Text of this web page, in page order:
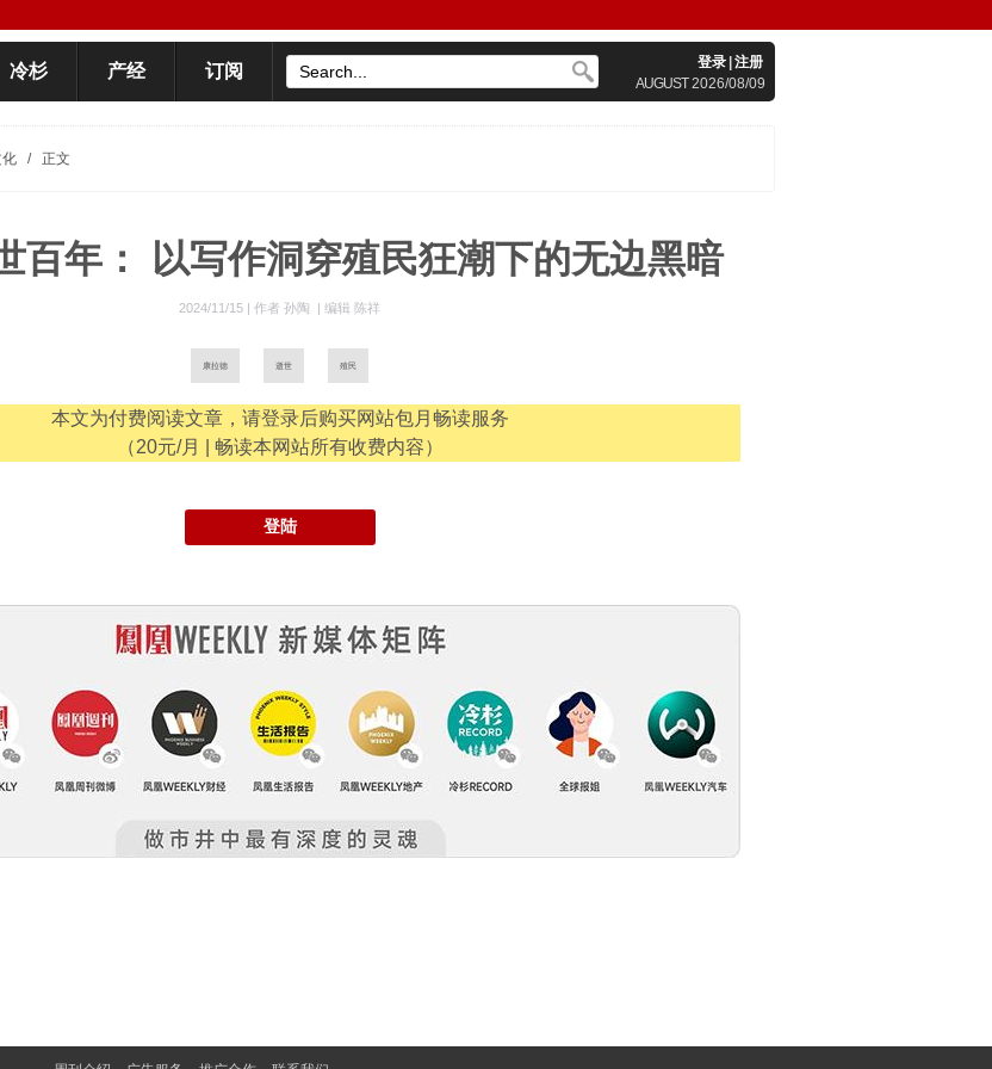
冷杉 产经 订阅 登录 注册
AUGUST2026/08/09
化 / 正文
百年： 以写作洞穿殖民狂潮下的无边黑暗
2024/11/15 |作者 孙陶 |编辑 陈祥
康拉德 逝世 殖民
本文为付费阅读文章，请登录后购买网站包月畅读服务
（20元/月 | 畅读本网站所有收费内容）
登陆